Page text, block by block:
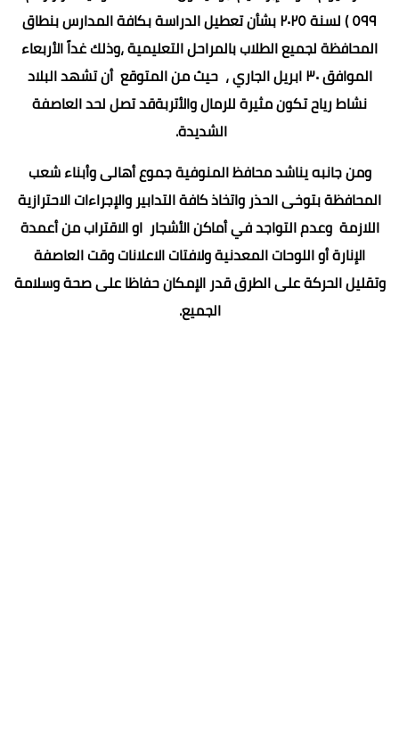
٥٩٩ ) لسنة ٢٠٢٥ بشأن تعطيل الدراسة بكافة المدارس بنطاق
المحافظة لجميع الطلاب بالمراحل التعليمية ،وذلك غداً الأربعاء
الموافق ٣٠ ابريل الجاري ، حيث من المتوقع أن تشهد البلاد
نشاط رياح تكون مثيرة للرمال والأتربةقد تصل لحد العاصفة
الشديدة.
ومن جانبه يناشد محافظ المنوفية جموع أهالى وأبناء شعب
المحافظة بتوخى الحذر واتخاذ كافة التدابير والإجراءات الاحترازية
اللازمة وعدم التواجد في أماكن الأشجار او الاقتراب من أعمدة
الإنارة أو اللوحات المعدنية ولافتات الاعلانات وقت العاصفة
وتقليل الحركة على الطرق قدر الإمكان حفاظا على صحة وسلامة
الجميع.